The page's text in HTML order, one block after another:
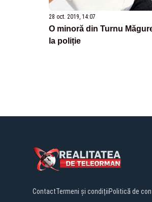
28 oct. 2019, 14:07
O minoră din Turnu
la poliție
ContactTermeni și condițiiPolitică de